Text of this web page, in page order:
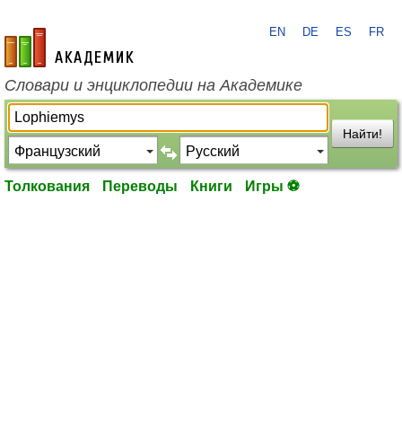
academic.ru
EN DE ES FR
Словари и энциклопедии на Академике
Найти!
Толкования Переводы Книги Игры ⚽